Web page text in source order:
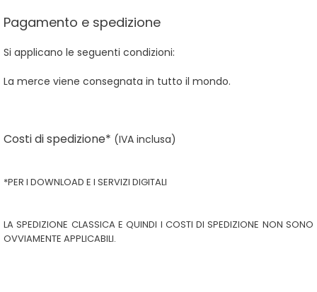
Pagamento e spedizione
Si applicano le seguenti condizioni:
La merce viene consegnata in tutto il mondo.
Costi di spedizione* (IVA inclusa)
*PER I DOWNLOAD E I SERVIZI DIGITALI
LA SPEDIZIONE CLASSICA E QUINDI I COSTI DI SPEDIZIONE NON SONO
OVVIAMENTE APPLICABILI.